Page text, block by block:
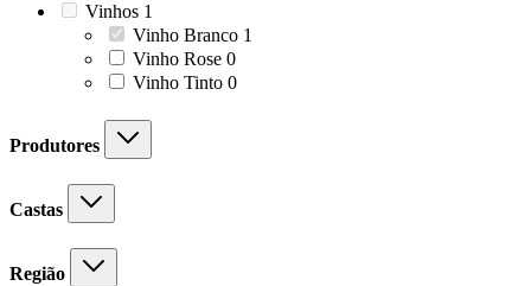
Vinhos 1
product
Vinho Branco 1
Vinho Rose 00
products
Vinho Tinto 00
Produtores
Castas
Região